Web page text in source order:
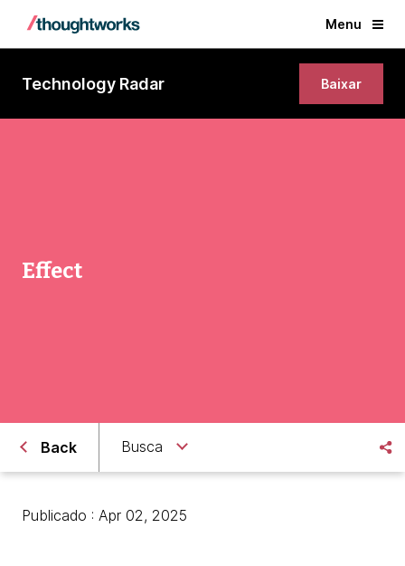
Menu
Technology Radar Baixar
Effect
Back Busca
Publicado : Apr 02, 2025